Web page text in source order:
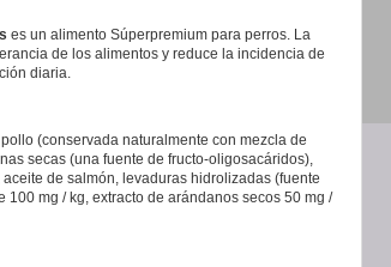
es un alimento Súperpremium para perros. La
de los alimentos y reduce la incidencia de
diaria.
(conservada naturalmente con mezcla de
secas (una fuente de fructo-oligosacáridos),
de salmón, levaduras hidrolizadas (fuente
mg / kg, extracto de arándanos secos 50 mg /